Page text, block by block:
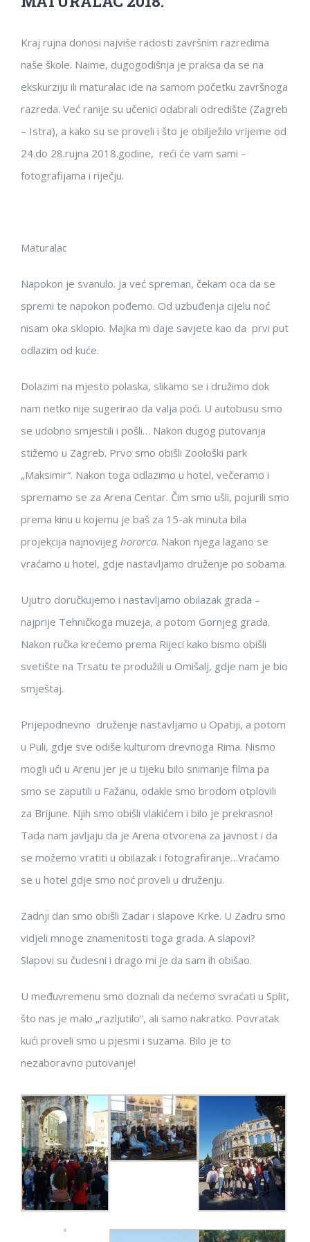
Kraj rujna donosi najviše radosti završnim razredima
naše škole. Naime, dugogodišnja je praksa da se na
ekskurziju ili maturalac ide na samom početku završnoga
razreda. Već ranije su učenici odabrali odredište (Zagreb
– Istra), a kako su se proveli i što je obilježilo vrijeme od
24.do 28.rujna 2018.godine, reći će vam sami –
fotografijama i riječju.
Maturalac
Napokon je svanulo. Ja već spreman, čekam oca da se
spremi te napokon pođemo. Od uzbuđenja cijelu noć
nisam oka sklopio. Majka mi daje savjete kao da prvi put
odlazim od kuće.
Dolazim na mjesto polaska, slikamo se i družimo dok
nam netko nije sugerirao da valja poći. U autobusu smo
se udobno smjestili i pošli… Nakon dugog putovanja
stižemo u Zagreb. Prvo smo obišli Zoološki park
„Maksimir“. Nakon toga odlazimo u hotel, večeramo i
spremamo se za Arena Centar. Čim smo ušli, pojurili smo
prema kinu u kojemu je baš za 15-ak minuta bila
projekcija najnovijeg hororca. Nakon njega lagano se
vraćamo u hotel, gdje nastavljamo druženje po sobama.
Ujutro doručkujemo i nastavljamo obilazak grada –
najprije Tehničkoga muzeja, a potom Gornjeg grada.
Nakon ručka krećemo prema Rijeci kako bismo obišli
svetište na Trsatu te produžili u Omišalj, gdje nam je bio
smještaj.
Prijepodnevno druženje nastavljamo u Opatiji, a potom
u Puli, gdje sve odiše kulturom drevnoga Rima. Nismo
mogli ući u Arenu jer je u tijeku bilo snimanje filma pa
smo se zaputili u Fažanu, odakle smo brodom otplovili
za Brijune. Njih smo obišli vlakićem i bilo je prekrasno!
Tada nam javljaju da je Arena otvorena za javnost i da
se možemo vratiti u obilazak i fotografiranje…Vraćamo
se u hotel gdje smo noć proveli u druženju.
Zadnji dan smo obišli Zadar i slapove Krke. U Zadru smo
vidjeli mnoge znamenitosti toga grada. A slapovi?
Slapovi su čudesni i drago mi je da sam ih obišao.
U međuvremenu smo doznali da nećemo svraćati u Split,
što nas je malo „razljutilo“, ali samo nakratko. Povratak
kući proveli smo u pjesmi i suzama. Bilo je to
nezaboravno putovanje!